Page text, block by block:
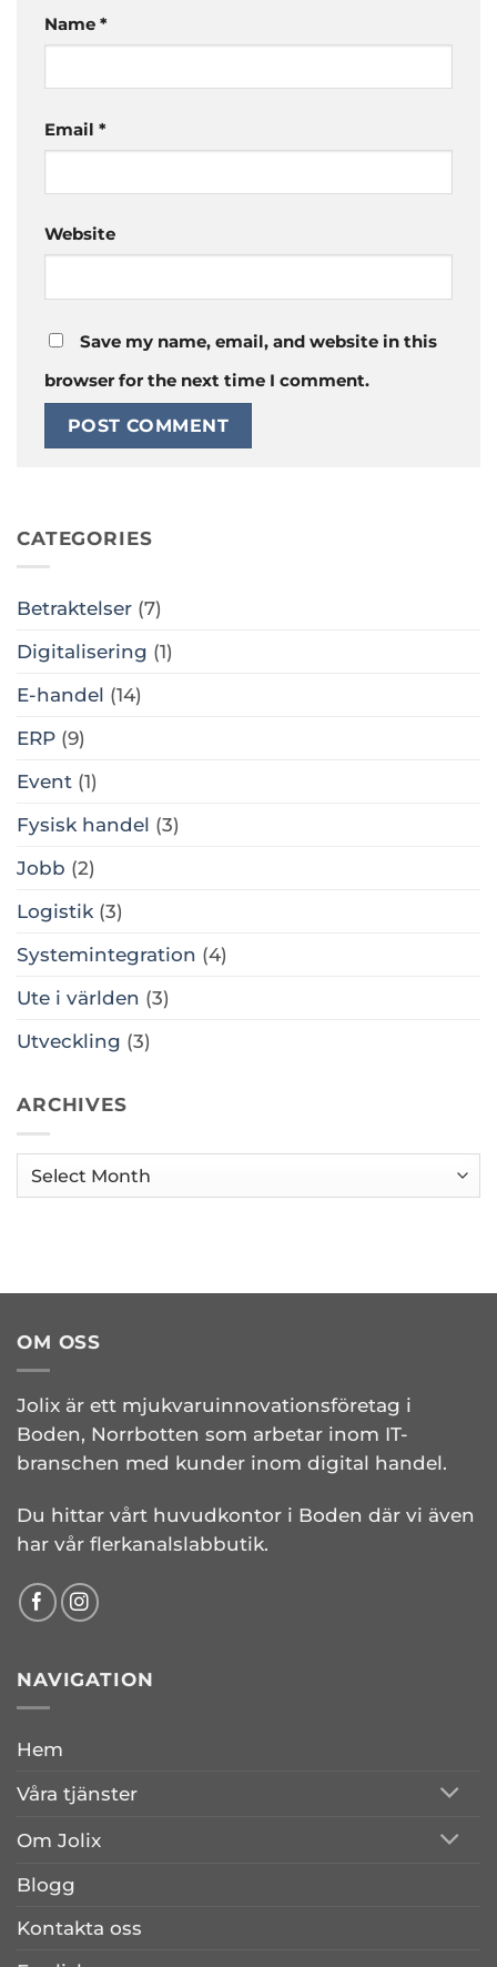
Name *
Email *
Website
Save my name, email, and website in this
browser for the next time I comment.
CATEGORIES
Betraktelser (7)
Digitalisering (1)
E-handel (14)
ERP (9)
Event (1)
Fysisk handel (3)
Jobb (2)
Logistik(3)
Systemintegration (4)
Ute i världen (3)
Utveckling (3)
ARCHIVES
Archives
OM OSS
Jolix är ett mjukvaruinnovationsföretag i
Boden, Norrbotten som arbetar inom IT-
branschen med kunder inom digital handel.
Du hittar vårt huvudkontor i Boden där vi även
har vår flerkanalslabbutik.
NAVIGATION
Hem
Våra tjänster
Om Jolix
Blogg
Kontakta oss